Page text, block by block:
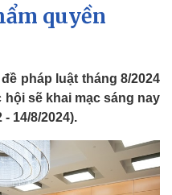
Tin 24h
Dự báo thời tiết
Giáo dục
Dấu ấn VOV
Việc làm
Biển đảo
quyền
pháp luật tháng 8/2024
sẽ khai mạc sáng nay
14/8/2024).